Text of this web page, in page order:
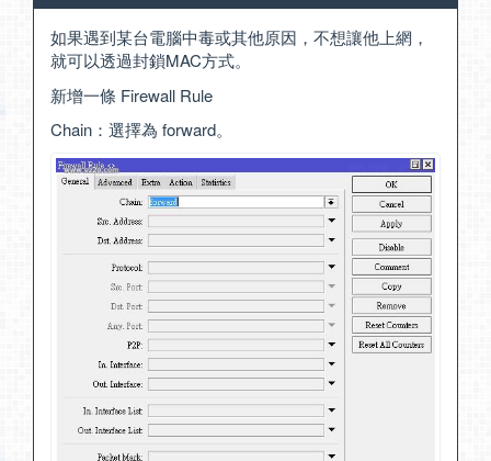
如果遇到某台電腦中毒或其他原因，不想讓他上網，
就可以透過封鎖MAC方式。
新增一條 Firewall Rule
Chain：選擇為 forward。